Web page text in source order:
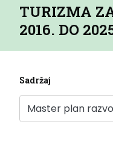
TURIZMA
2016. DO
Sadržaj